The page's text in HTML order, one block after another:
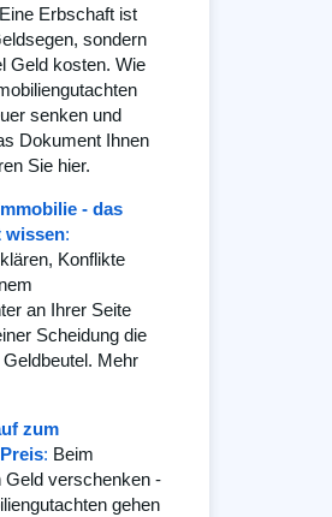
Eine Erbschaft ist
sondern
Geld kosten. Wie
senken und
Dokument Ihnen
Sie hier.
- das
wissen:
Konflikte
an Ihrer Seite
Scheidung die
Mehr
zum
: Beim
Geld verschenken -
gehen